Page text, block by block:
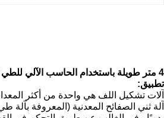
4 متر طويلة باستخدام الحاسب الآلي للطي / الانحناء / آلة الحز ، لوحة الهيدروليكية آلة الانحناء
تطبيق:
آلات تشكيل اللف هي واحدة من أكثر
آلة ثني الصفائح المعدنية (المعروفة بآلة